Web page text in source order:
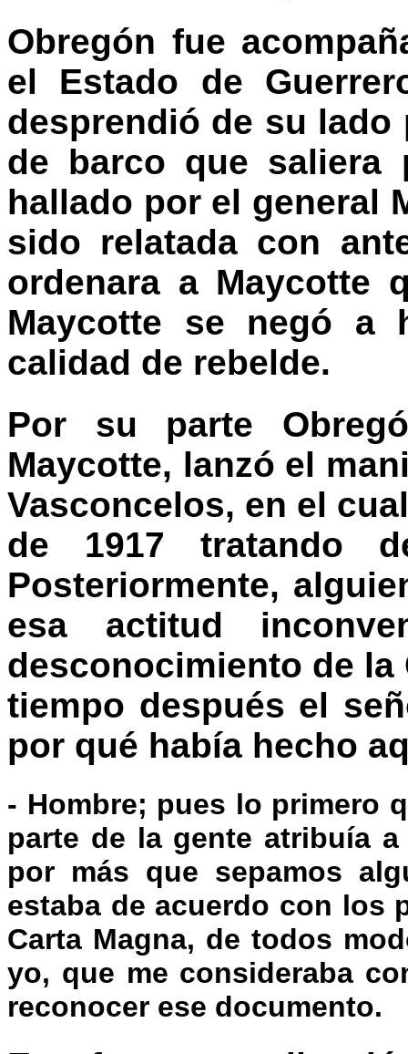
Obregón fue
el Estado de
desprendió de su
de barco que saliera
hallado por el general
sido relatada con
ordenara a Maycotte
Maycotte se negó a
calidad de rebelde.
Por su parte
Maycotte, lanzó el
Vasconcelos, en el
de 1917 tratando
Posteriormente,
esa actitud
desconocimiento de
tiempo después el
por qué había hecho
- Hombre; pues lo primero
parte de la gente atribuía
por más que sepamos
estaba de acuerdo con los
Carta Magna, de todos
yo, que me consideraba
reconocer ese documento.